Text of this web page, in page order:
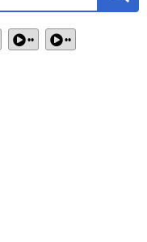
•• ••